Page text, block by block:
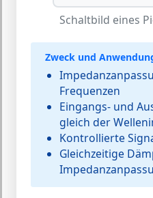
Schaltbild eines
Zweck und
Frequenzen
Eingangs- und
gleich der
Kontrollierte
Gleichzeitige